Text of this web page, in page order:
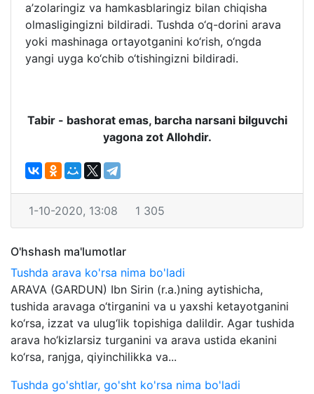
a’zolaringiz va hamkasblaringiz bilan chiqisha
olmasligingizni bildiradi. Tushda o‘q-dorini arava
yoki mashinaga ortayotganini ko‘rish, o‘ngda
yangi uyga ko‘chib o‘tishingizni bildiradi.
Tabir - bashorat emas, barcha narsani bilguvchi
yagona zot Allohdir.
1-10-2020, 13:08 1 305
O'hshash ma'lumotlar
Tushda arava ko'rsa nima bo'ladi
ARAVA (GARDUN) Ibn Sirin (r.a.)ning aytishicha,
tushida aravaga o‘tirganini va u yaxshi ketayotganini
ko‘rsa, izzat va ulug‘lik topishiga dalildir. Agar tushida
arava ho‘kizlarsiz turganini va arava ustida ekanini
ko‘rsa, ranjga, qiyinchilikka va...
Tushda go'shtlar, go'sht ko'rsa nima bo'ladi